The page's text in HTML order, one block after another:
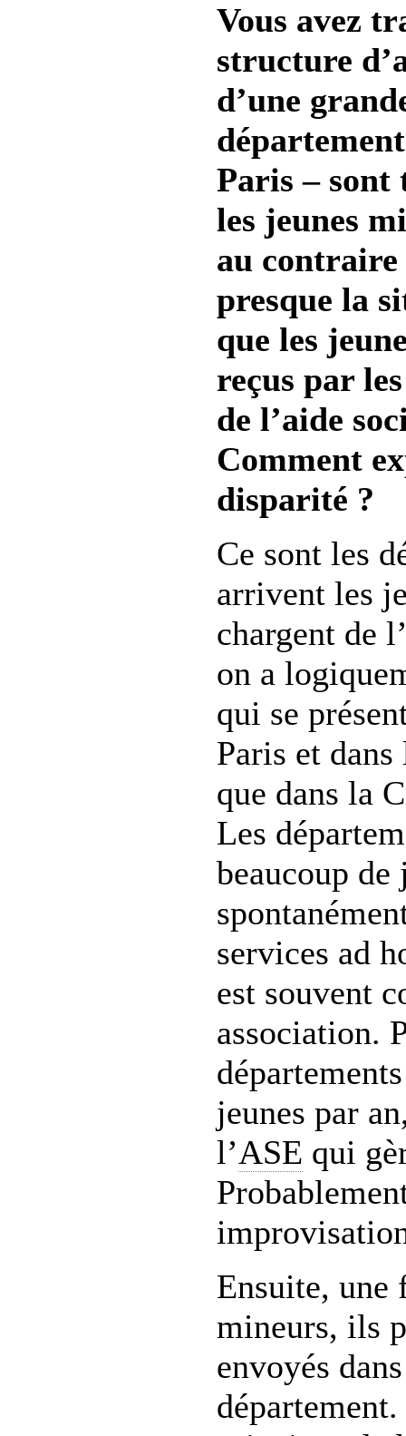
Vous avez
structure
d’une
Paris – sont
les jeunes
au
presque la
que les
reçus par
de l’aide
Comment
disparité ?
Ce sont les
arrivent les
chargent de
on a
qui se
Paris et
que dans la
Les
beaucoup de
services ad
est souvent
association.
jeunes par
l’ASE qui
Ensuite, une
mineurs, ils
envoyés
département.